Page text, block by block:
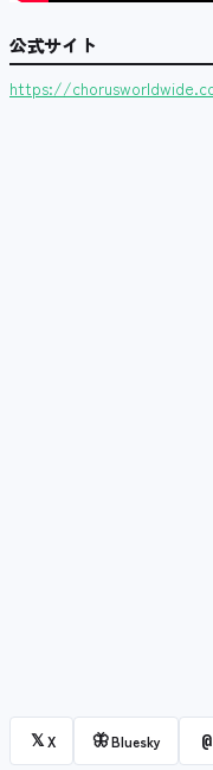
公式サイト
https://
𝕏X 🦋Bluesky @